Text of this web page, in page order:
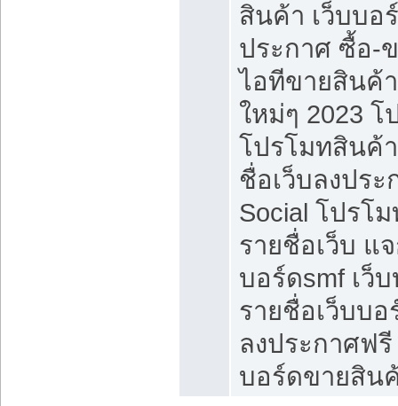
สินค้า เว็บบอ
ประกาศ ซื้อ-
ไอทีขายสินค้
ใหม่ๆ 2023
โปรโมทสินค้
ชื่อเว็บลงปร
Social โปรโ
รายชื่อเว็บ แ
บอร์ดsmf เว็
รายชื่อเว็บบ
ลงประกาศฟรี
บอร์ดขายสิน